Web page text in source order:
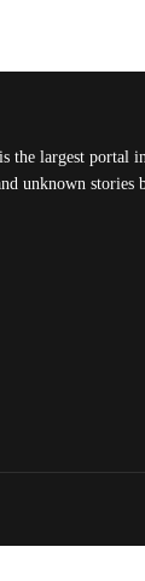
the largest portal
unknown stories